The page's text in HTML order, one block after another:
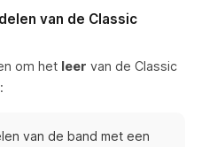
van de Classic
om het leer van de Classic
van de band met een